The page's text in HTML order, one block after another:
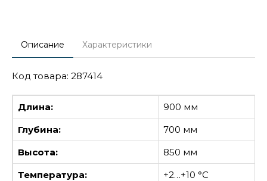
Описание Характеристики
Код товара: 287414
Длина:
900 мм
Глубина:
700 мм
Высота:
850 мм
Температура:
+2…+10 °С